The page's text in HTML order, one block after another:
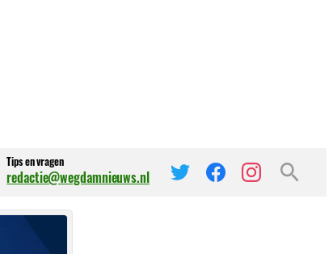
Tips en vragen
redactie@wegdamnieuws.nl